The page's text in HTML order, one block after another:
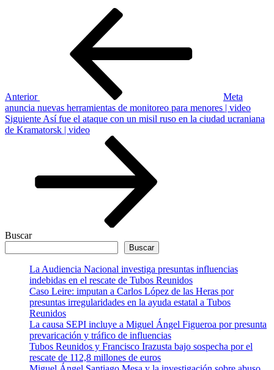
Anterior
Meta
anuncia nuevas herramientas de monitoreo para menores | video
Siguiente
entrada
Siguiente Así fue el ataque con un misil ruso en la ciudad ucraniana
de Kramatorsk | video
Buscar
Buscar
La Audiencia Nacional investiga presuntas influencias
indebidas en el rescate de Tubos Reunidos
Caso Leire: imputan a Carlos López de las Heras por
presuntas irregularidades en la ayuda estatal a Tubos
Reunidos
La causa SEPI incluye a Miguel Ángel Figueroa por presunta
prevaricación y tráfico de influencias
Tubos Reunidos y Francisco Irazusta bajo sospecha por el
rescate de 112,8 millones de euros